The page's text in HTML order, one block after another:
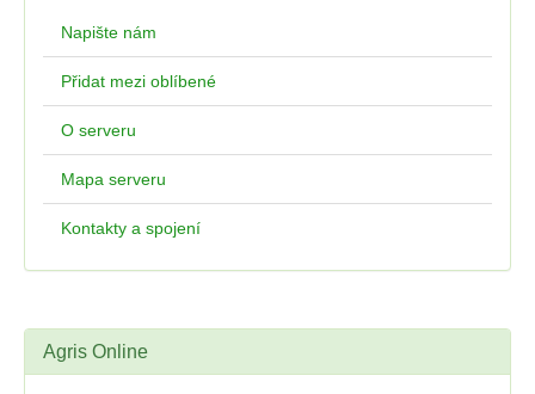
Napište nám
Přidat mezi oblíbené
O serveru
Mapa serveru
Kontakty a spojení
Agris Online